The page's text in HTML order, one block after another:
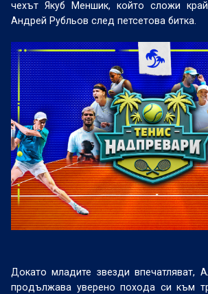
чехът Якуб Меншик, който сложи
Андрей Рубльов след петсетова битка.
Докато младите звезди впечатляват,
продължава уверено похода си към